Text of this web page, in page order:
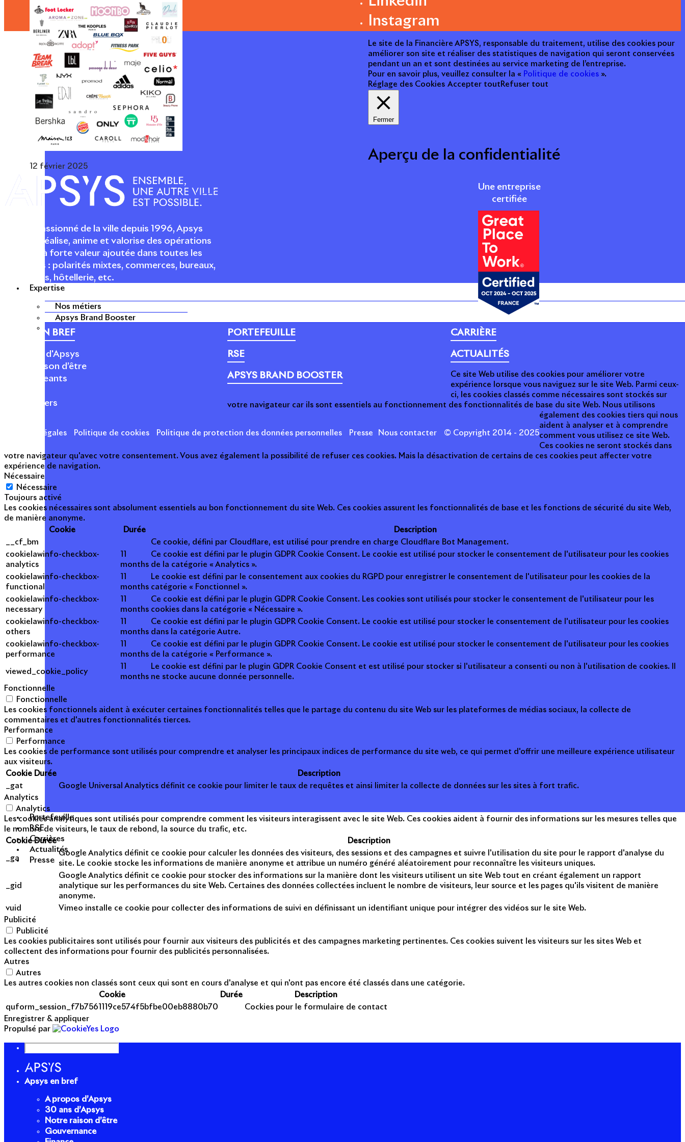
Expertise
Nos métiers
Apsys Brand Booster
Portefeuille
RSE
Carrières
Actualités
Presse
12 février 2025
Acteur passionné de la ville depuis 1996, Apsys
conçoit, réalise, anime et valorise des opérations
urbaines à forte valeur ajoutée dans toutes les
fonctions : polarités mixtes, commerces, bureaux,
logements, hôtellerie, etc.
Une entreprise
certifiée
APSYS EN BREF
À propos d'Apsys
Notre raison d’être
Nos dirigeants
Nos métiers
PORTEFEUILLE
RSE
APSYS BRAND BOOSTER
CARRIÈRE
ACTUALITÉS
Mentions légales Politique de cookies Politique de protection des données personnelles Presse Nous contacter © Copyright 2014 - 2025
Instagram
Le site de la Financière APSYS, responsable du traitement, utilise des cookies pour
améliorer son site et réaliser des statistiques de navigation qui seront conservées
pendant un an et sont destinées au service marketing de l’entreprise.
Pour en savoir plus, veuillez consulter la « Politique de cookies ».
Réglage des Cookies Accepter tout Refuser tout
Fermer
Aperçu de la confidentialité
Ce site Web utilise des cookies pour améliorer votre
expérience lorsque vous naviguez sur le site Web. Parmi ceux-
ci, les cookies classés comme nécessaires sont stockés sur
votre navigateur car ils sont essentiels au fonctionnement des fonctionnalités de base du site Web. Nous utilisons
également des cookies tiers qui nous
aident à analyser et à comprendre
comment vous utilisez ce site Web.
Ces cookies ne seront stockés dans
votre navigateur qu'avec votre consentement. Vous avez également la possibilité de refuser ces cookies. Mais la désactivation de certains de ces cookies peut affecter votre
expérience de navigation.
Nécessaire
Nécessaire
Toujours activé
Les cookies nécessaires sont absolument essentiels au bon fonctionnement du site Web. Ces cookies assurent les fonctionnalités de base et les fonctions de sécurité du site Web,
de manière anonyme.
Cookie
Durée
Description
__cf_bm
Ce cookie, défini par Cloudflare, est utilisé pour prendre en charge Cloudflare Bot Management.
cookielawinfo-checkbox-
analytics
months
Ce cookie est défini par le plugin GDPR Cookie Consent. Le cookie est utilisé pour stocker le consentement de l'utilisateur pour les cookies
de la catégorie « Analytics ».
cookielawinfo-checkbox-
functional
months
Le cookie est défini par le consentement aux cookies du RGPD pour enregistrer le consentement de l'utilisateur pour les cookies de la
catégorie « Fonctionnel ».
cookielawinfo-checkbox-
necessary
months
Ce cookie est défini par le plugin GDPR Cookie Consent. Les cookies sont utilisés pour stocker le consentement de l'utilisateur pour les
cookies dans la catégorie « Nécessaire ».
cookielawinfo-checkbox-
others
months
Ce cookie est défini par le plugin GDPR Cookie Consent. Le cookie est utilisé pour stocker le consentement de l'utilisateur pour les cookies
dans la catégorie Autre.
cookielawinfo-checkbox-
performance
months
Ce cookie est défini par le plugin GDPR Cookie Consent. Le cookie est utilisé pour stocker le consentement de l'utilisateur pour les cookies
de la catégorie « Performance ».
viewed_cookie_policy
months
Le cookie est défini par le plugin GDPR Cookie Consent et est utilisé pour stocker si l'utilisateur a consenti ou non à l'utilisation de cookies. Il
ne stocke aucune donnée personnelle.
Fonctionnelle
Fonctionnelle
Les cookies fonctionnels aident à exécuter certaines fonctionnalités telles que le partage du contenu du site Web sur les plateformes de médias sociaux, la collecte de
commentaires et d'autres fonctionnalités tierces.
Performance
Performance
Les cookies de performance sont utilisés pour comprendre et analyser les principaux indices de performance du site web, ce qui permet d'offrir une meilleure expérience utilisateur
aux visiteurs.
Cookie Durée
Description
_gat
Google Universal Analytics définit ce cookie pour limiter le taux de requêtes et ainsi limiter la collecte de données sur les sites à fort trafic.
Analytics
Analytics
Les cookies analytiques sont utilisés pour comprendre comment les visiteurs interagissent avec le site Web. Ces cookies aident à fournir des informations sur les mesures telles que
le nombre de visiteurs, le taux de rebond, la source du trafic, etc.
Cookie Durée Description
_ga
Google Analytics définit ce cookie pour calculer les données des visiteurs, des sessions et des campagnes et suivre l'utilisation du site pour le rapport d'analyse du
site. Le cookie stocke les informations de manière anonyme et attribue un numéro généré aléatoirement pour reconnaître les visiteurs uniques.
_gid
Google Analytics définit ce cookie pour stocker des informations sur la manière dont les visiteurs utilisent un site Web tout en créant également un rapport
analytique sur les performances du site Web. Certaines des données collectées incluent le nombre de visiteurs, leur source et les pages qu'ils visitent de manière
anonyme.
vuid
Vimeo installe ce cookie pour collecter des informations de suivi en définissant un identifiant unique pour intégrer des vidéos sur le site Web.
Publicité
Publicité
Les cookies publicitaires sont utilisés pour fournir aux visiteurs des publicités et des campagnes marketing pertinentes. Ces cookies suivent les visiteurs sur les sites Web et
collectent des informations pour fournir des publicités personnalisées.
Autres
Autres
Les autres cookies non classés sont ceux qui sont en cours d'analyse et qui n'ont pas encore été classés dans une catégorie.
Cookie
Durée
Description
quform_session_f7b7561119ce574f5bfbe00eb8880b70
Cockies pour le formulaire de contact
Enregistrer & appliquer
Propulsé par
Apsys en bref
A propos d’Apsys
30 ans d’Apsys
Notre raison d’être
Gouvernance